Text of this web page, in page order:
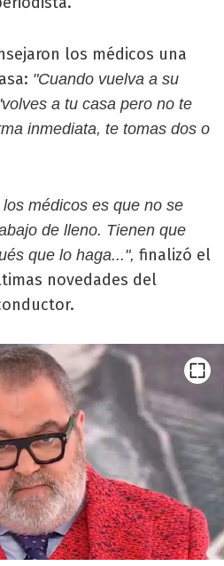
los médicos una
"Cuando vuelva a su
a tu casa pero no te
inmediata, te tomas dos o
médicos es que no se
de lleno. Tienen que
que lo haga...", finalizó el
novedades del